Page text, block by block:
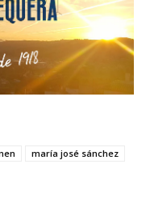
maría josé sánchez